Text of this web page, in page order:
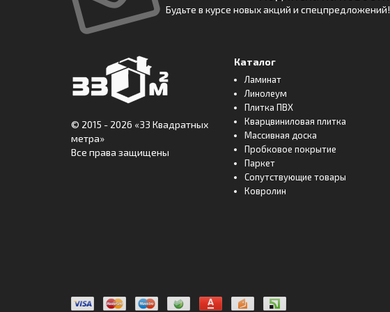
Будьте в курсе новых акций и спецпредложений!
© 2015 - 2026 «33 Квадратных
метра»
Все права защищены
Каталог
Ламинат
Линолеум
Плитка ПВХ
Кварцвиниловая плитка
Массивная доска
Пробковое покрытие
Паркет
Сопутствующие товары
Ковролин